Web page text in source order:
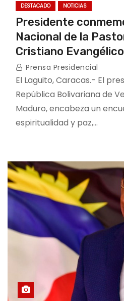
DESTACADO NOTICIAS
Presidente
Nacional de la
Cristiano Evangélico
Prensa Presidencial
El Laguito, Caracas.- El
República Bolivariana de
Maduro, encabeza un
espiritualidad y paz,…